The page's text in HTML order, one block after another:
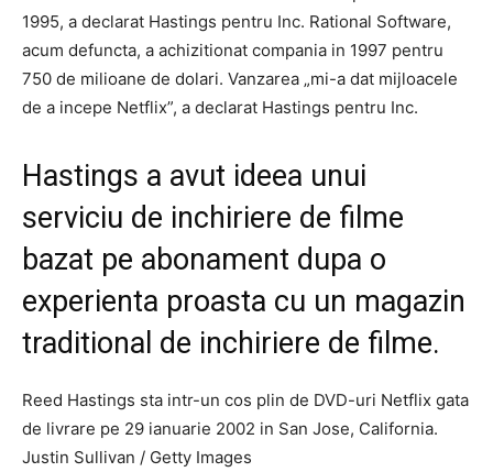
1995, a declarat Hastings pentru Inc. Rational Software,
acum defuncta, a achizitionat compania in 1997 pentru
750 de milioane de dolari. Vanzarea „mi-a dat mijloacele
de a incepe Netflix”, a declarat Hastings pentru Inc.
Hastings a avut ideea unui
serviciu de inchiriere de filme
bazat pe abonament dupa o
experienta proasta cu un magazin
traditional de inchiriere de filme.
Reed Hastings sta intr-un cos plin de DVD-uri Netflix gata
de livrare pe 29 ianuarie 2002 in San Jose, California.
Justin Sullivan / Getty Images